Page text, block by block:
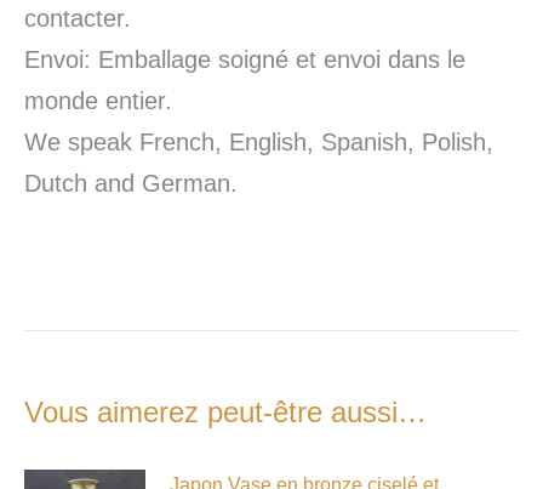
contacter.
Envoi: Emballage soigné et envoi dans le
monde entier.
We speak French, English, Spanish, Polish,
Dutch and German.
Vous aimerez peut-être aussi…
Japon Vase en bronze ciselé et